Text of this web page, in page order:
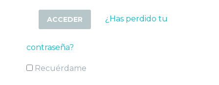
¿Has perdido tu
contraseña?
Recuérdame